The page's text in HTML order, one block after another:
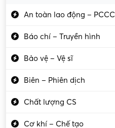
An toàn lao động – PCCC
Báo chí – Truyền hình
Bảo vệ – Vệ sĩ
Biên – Phiên dịch
Chất lượng CS
Cơ khí – Chế tạo